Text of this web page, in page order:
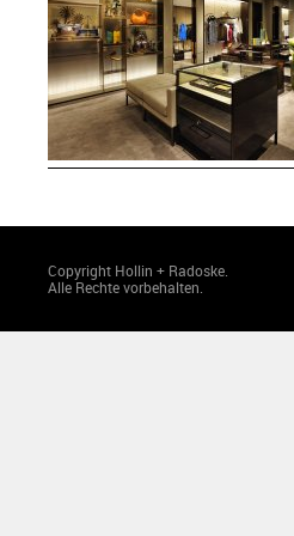
Copyright Hollin + Radoske.
Alle Rechte vorbehalten.